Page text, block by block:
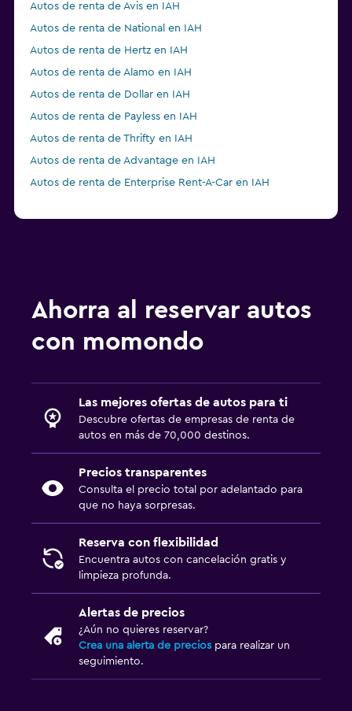
Autos de renta de Avis en IAH
Autos de renta de National en IAH
Autos de renta de Hertz en IAH
Autos de renta de Alamo en IAH
Autos de renta de Dollar en IAH
Autos de renta de Payless en IAH
Autos de renta de Thrifty en IAH
Autos de renta de Advantage en IAH
Autos de renta de Enterprise Rent-A-Car en IAH
Ahorra al reservar autos
con momondo
Las mejores ofertas de autos para ti
Descubre ofertas de empresas de renta de
autos en más de 70,000 destinos.
Precios transparentes
Consulta el precio total por adelantado para
que no haya sorpresas.
Reserva con flexibilidad
Encuentra autos con cancelación gratis y
limpieza profunda.
Alertas de precios
¿Aún no quieres reservar?
Crea una alerta de precios para realizar un
seguimiento.